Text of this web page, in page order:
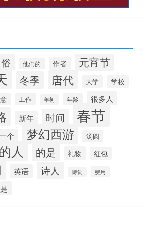
他们的 作者 元宵节
冬季 唐代 大学 学校
工作 年初 年龄 很多人
新年 时间 春节
个 梦幻西游 汤圆
人 的是 礼物
红包
英语 诗人 诗词 费用